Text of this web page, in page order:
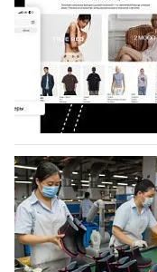
Компания
Co., Ltd.,
Гуанчжоу, столице
профессиональной
объединяющей
07.08.2026 431
На платформе
условия
дизайнерских
Российский